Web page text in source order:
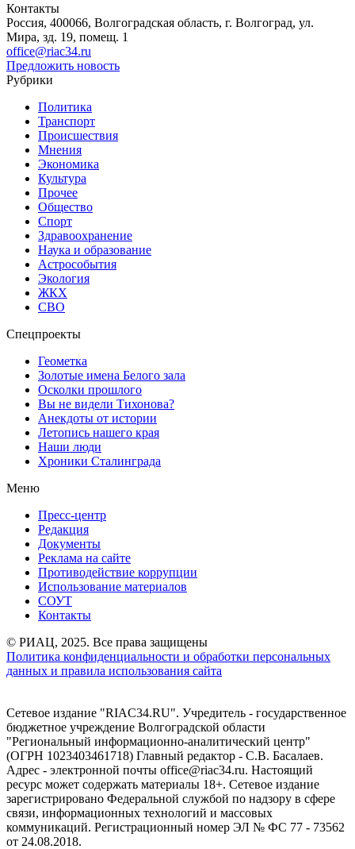
Контакты
Россия, 400066, Волгоградская область, г. Волгоград, ул.
Мира, зд. 19, помещ. 1
office@riac34.ru
Предложить новость
Рубрики
Политика
Транспорт
Происшествия
Мнения
Экономика
Культура
Прочее
Общество
Спорт
Здравоохранение
Наука и образование
Астрособытия
Экология
ЖКХ
СВО
Спецпроекты
Геометка
Золотые имена Белого зала
Осколки прошлого
Вы не видели Тихонова?
Анекдоты от истории
Летопись нашего края
Наши люди
Хроники Сталинграда
Меню
Пресс-центр
Редакция
Документы
Реклама на сайте
Противодействие коррупции
Использование материалов
СОУТ
Контакты
© РИАЦ, 2025. Все права защищены
Политика конфиденциальности и обработки персональных
данных и правила использования сайта
Сетевое издание "RIAC34.RU". Учредитель - государственное
бюджетное учреждение Волгоградской области
"Региональный информационно-аналитический центр"
(ОГРН 1023403461718) Главный редактор - С.В. Басалаев.
Адрес - электронной почты office@riac34.ru. Настоящий
ресурс может содержать материалы 18+. Сетевое издание
зарегистрировано Федеральной службой по надзору в сфере
связи, информационных технологий и массовых
коммуникаций. Регистрационный номер ЭЛ № ФС 77 - 73562
от 24.08.2018.